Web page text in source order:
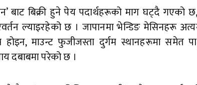
बाट बिक्री हुने पेय पदार्थहरूको माग घट्दै
ल्याइरहेको छ । जापानमा भेन्डिङ मेसिनहरू
माउन्ट फुजीजस्ता दुर्गम स्थानहरूमा समेत
दबाबमा परेको छ ।